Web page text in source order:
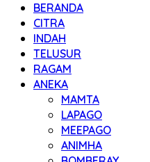
BERANDA
CITRA
INDAH
TELUSUR
RAGAM
ANEKA
MAMTA
LAPAGO
MEEPAGO
ANIMHA